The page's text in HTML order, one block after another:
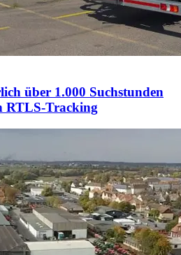
über 1.000 Suchstunden
RTLS-Tracking